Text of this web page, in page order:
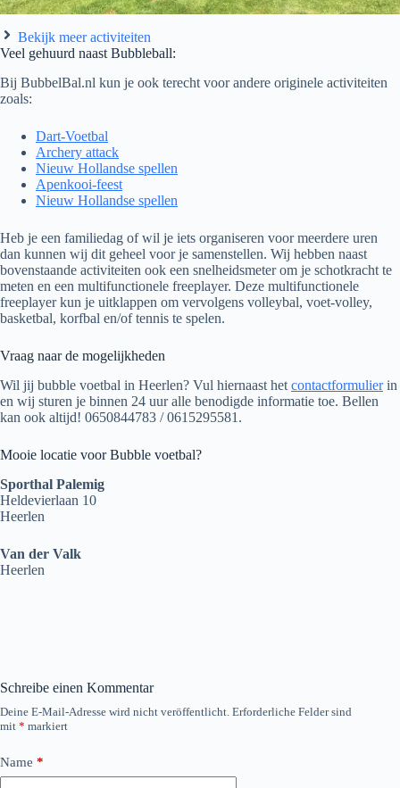
Bekijk meer activiteiten
Veel gehuurd naast Bubbleball:
Bij BubbelBal.nl kun je ook terecht voor andere originele activiteiten
zoals:
Dart-Voetbal
Archery attack
Nieuw Hollandse spellen
Apenkooi-feest
Nieuw Hollandse spellen
Heb je een familiedag of wil je iets organiseren voor meerdere uren
dan kunnen wij dit geheel voor je samenstellen. Wij hebben naast
bovenstaande activiteiten ook een snelheidsmeter om je schotkracht te
meten en een multifunctionele freeplayer. Deze multifunctionele
freeplayer kun je uitklappen om vervolgens volleybal, voet-volley,
basketbal, korfbal en/of tennis te spelen.
Vraag naar de mogelijkheden
Wil jij bubble voetbal in Heerlen? Vul hiernaast het contactformulierin
en wij sturen je binnen 24 uur alle benodigde informatie toe. Bellen
kan ook altijd! 0650844783 / 0615295581.
Mooie locatie voor Bubble voetbal?
Sporthal Palemig
Heldevierlaan 10
Heerlen
Van der Valk
Heerlen
Schreibe einen Kommentar
Deine E-Mail-Adresse wird nicht veröffentlicht. Erforderliche Felder sind
mit * markiert
Name *